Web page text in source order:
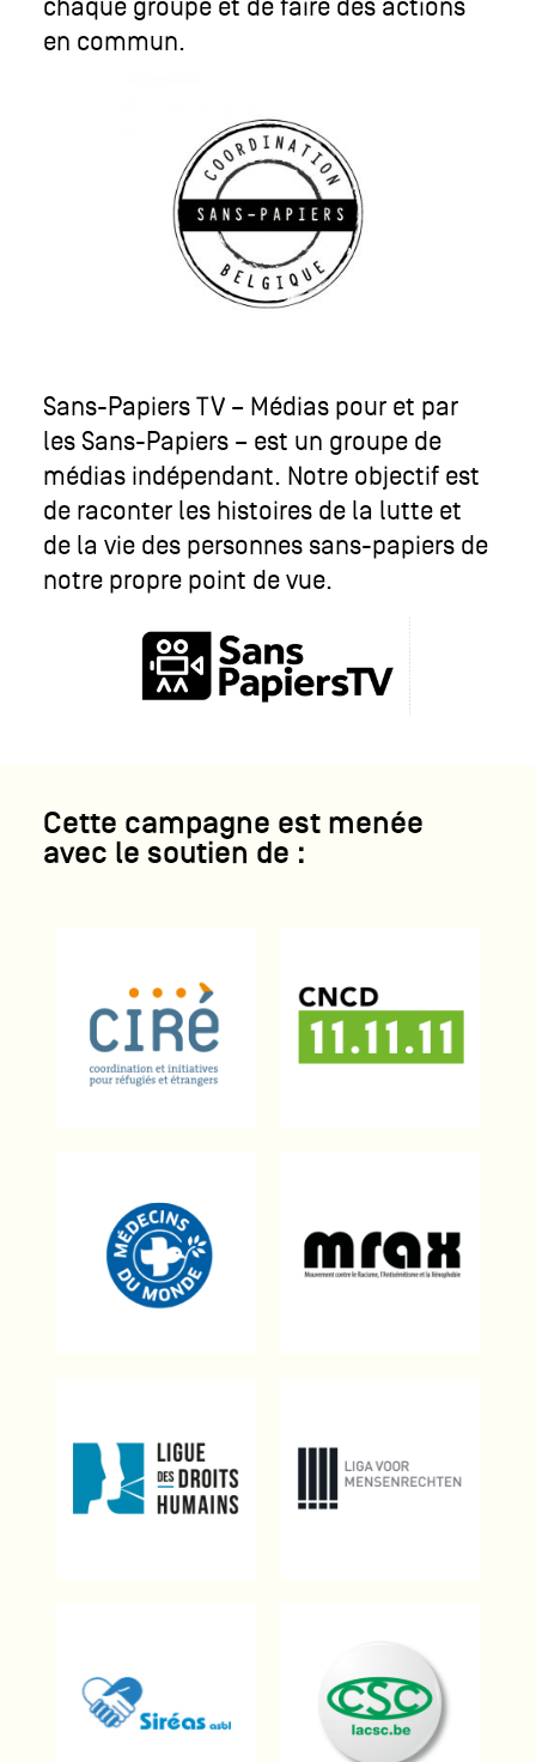
chaque groupe et de faire des actions
en commun.
Sans-Papiers TV – Médias pour et par
les Sans-Papiers – est un groupe de
médias indépendant. Notre objectif est
de raconter les histoires de la lutte et
de la vie des personnes sans-papiers de
notre propre point de vue.
Cette campagne est menée
avec le soutien de :